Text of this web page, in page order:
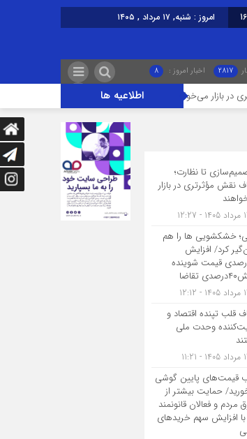
امروز : شنبه, ۱۷ مرداد , ۱۴۰۵
2817 اخبار امروز : 8
اطلاعیه ها می‌خواهند گرانی؛ خشکشویی‌ ها را هم زمین‌گیر کرد/ افزایش ۱۱۰درصدی قیمت شوینده
تا نظارت؛
نقش مؤثرتری در بازار
خشکشویی‌ ها را هم
کرد/ افزایش
قیمت شوینده
قلب تپنده اقتصاد و
وحدت ملی
قیمت‌های پایین گوشی
حمایت بیشتر از
مردم و فعالان قانونمند
با افزایش سهم خریدهای